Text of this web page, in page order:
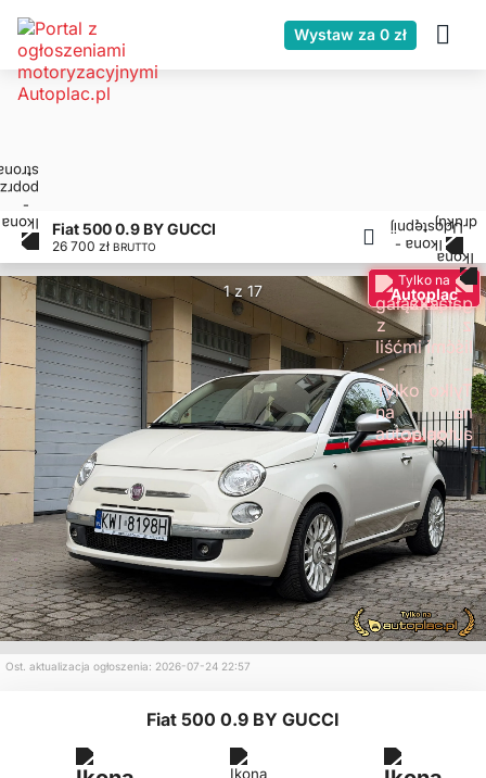
Wystaw za 0 zł
Fiat 500 0.9 BY GUCCI
26 700 zł BRUTTO
1 z 17
Tylko na
Autoplac
Ost. aktualizacja ogłoszenia: 2026-07-24 22:57
Fiat 500 0.9 BY GUCCI